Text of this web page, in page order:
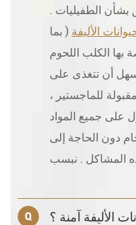
بشأن الطفيليات .
الأليفة ( بما
بها الكلب اللحوم
أن تتغذى على
للماجستير ،
على جميع المواد
دون الحاجة إلى
Q الأليفة آمنة ؟